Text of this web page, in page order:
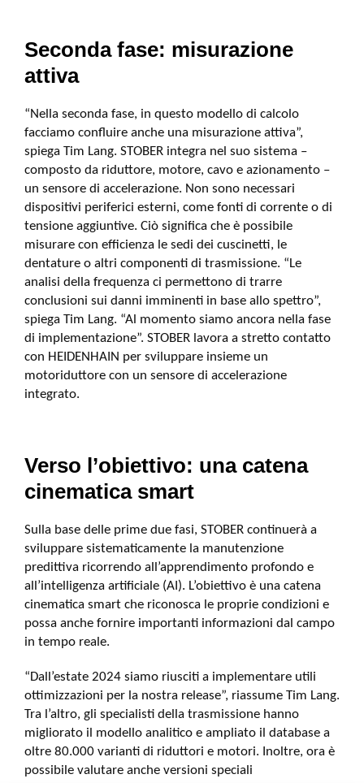
Seconda fase: misurazione
attiva
“Nella seconda fase, in questo modello di calcolo
facciamo confluire anche una misurazione attiva”,
spiega Tim Lang. STOBER integra nel suo sistema –
composto da riduttore, motore, cavo e azionamento –
un sensore di accelerazione. Non sono necessari
dispositivi periferici esterni, come fonti di corrente o di
tensione aggiuntive. Ciò significa che è possibile
misurare con efficienza le sedi dei cuscinetti, le
dentature o altri componenti di trasmissione. “Le
analisi della frequenza ci permettono di trarre
conclusioni sui danni imminenti in base allo spettro”,
spiega Tim Lang. “Al momento siamo ancora nella fase
di implementazione”. STOBER lavora a stretto contatto
con HEIDENHAIN per sviluppare insieme un
motoriduttore con un sensore di accelerazione
integrato.
Verso l’obiettivo: una catena
cinematica smart
Sulla base delle prime due fasi, STOBER continuerà a
sviluppare sistematicamente la manutenzione
predittiva ricorrendo all’apprendimento profondo e
all’intelligenza artificiale (AI). L’obiettivo è una catena
cinematica smart che riconosca le proprie condizioni e
possa anche fornire importanti informazioni dal campo
in tempo reale.
“Dall’estate 2024 siamo riusciti a implementare utili
ottimizzazioni per la nostra release”, riassume Tim Lang.
Tra l’altro, gli specialisti della trasmissione hanno
migliorato il modello analitico e ampliato il database a
oltre 80.000 varianti di riduttori e motori. Inoltre, ora è
possibile valutare anche versioni speciali